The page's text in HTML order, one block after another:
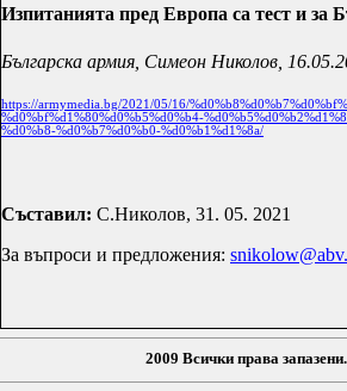
Изпитанията пред Европа са тест и за
Българска армия, Симеон Николов,
https://armymedia bg/2021/05/16/%d0%b8%d0%b7%d0%bf%
%d0%bf%d 1%80%d0%b5%d0%b4-%d0%b5%d0%b2%d
%d0%b8-%d0%b7%d0%b0-%d0%b1%d 1%8a/
Съставил: С.Николов, 31. 05. 2021
За въпроси и предложения:
2009 Всички